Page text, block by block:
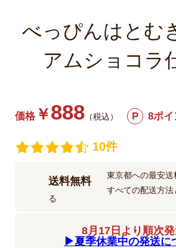
べっぴんはとむ
アムショコラ
価格 ￥888 （税込） P 8ポイ
10件
送料無料
東京都への最安送
すべての配送方法
る
8月17日より順次
▶︎夏季休業中の発送に